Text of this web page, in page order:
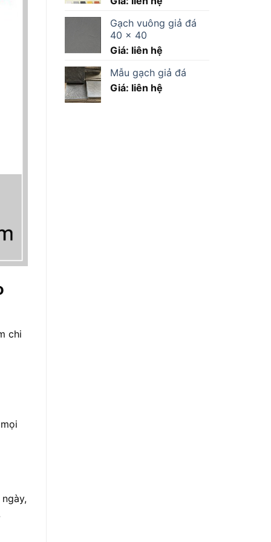
chi
Gạch vuông giả đá
40 x 40
Giá: liên hệ
Mẫu gạch giả đá
Giá: liên hệ